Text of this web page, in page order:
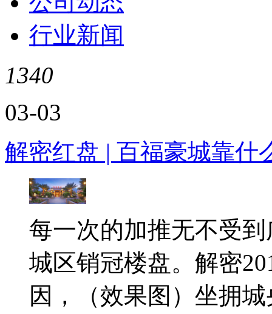
行业新闻
1340
03-03
解密红盘 | 百福豪城靠什
每一次的加推无不受
城区销冠楼盘。解密
因，（效果图）坐拥